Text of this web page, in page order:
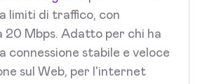
limiti di traffico, con
20 Mbps. Adatto per chi ha
connessione stabile e veloce
sul Web, per l'internet